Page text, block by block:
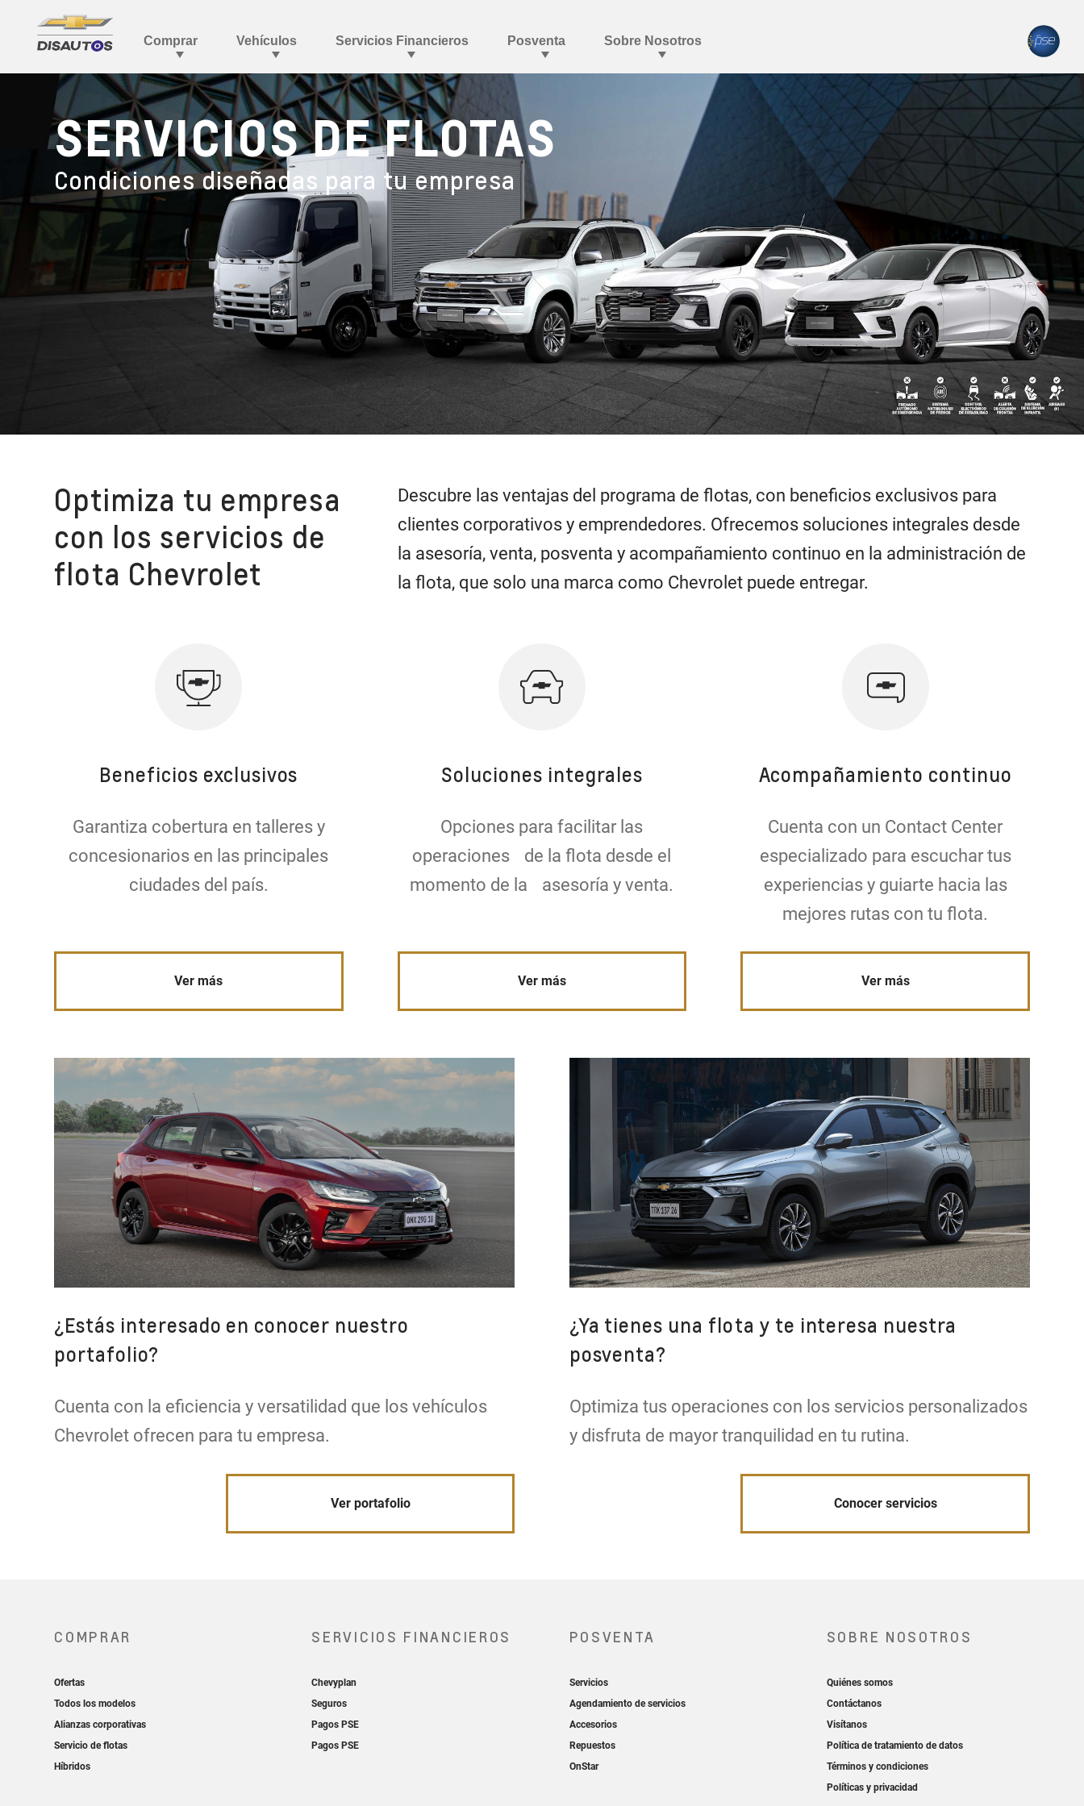
SERVICIOS DE FLOTAS
Condiciones diseñadas para tu empresa
Optimiza tu empresa
con los servicios de
flota Chevrolet
Descubre las ventajas del programa de flotas, con beneficios exclusivos para
clientes corporativos y emprendedores. Ofrecemos soluciones integrales desde
la asesoría, venta, posventa y acompañamiento continuo en la administración de
la flota, que solo una marca como Chevrolet puede entregar.
Beneficios exclusivos
Garantiza cobertura en talleres y
concesionarios en las principales
ciudades del país.
Ver más
Soluciones integrales
Opciones para facilitar las
operaciones de la flota desde el
momento de la asesoría y venta.
Ver más
Acompañamiento continuo
Cuenta con un Contact Center
especializado para escuchar tus
experiencias y guiarte hacia las
mejores rutas con tu flota.
Ver más
¿Estás interesado en conocer nuestro
portafolio?
Cuenta con la eficiencia y versatilidad que los vehículos
Chevrolet ofrecen para tu empresa.
Ver portafolio
¿Ya tienes una flota y te interesa nuestra
posventa?
Optimiza tus operaciones con los servicios personalizados
y disfruta de mayor tranquilidad en tu rutina.
Conocer servicios